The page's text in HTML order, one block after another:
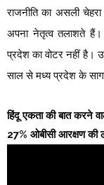
राजनीति का असली
अपना नेतृत्व तलाशते हैं।
प्रदेश का वोटर नहीं है।
साल से मध्य प्रदेश के
हिंदू एकता की बात करने
27% ओबीसी आरक्षण की